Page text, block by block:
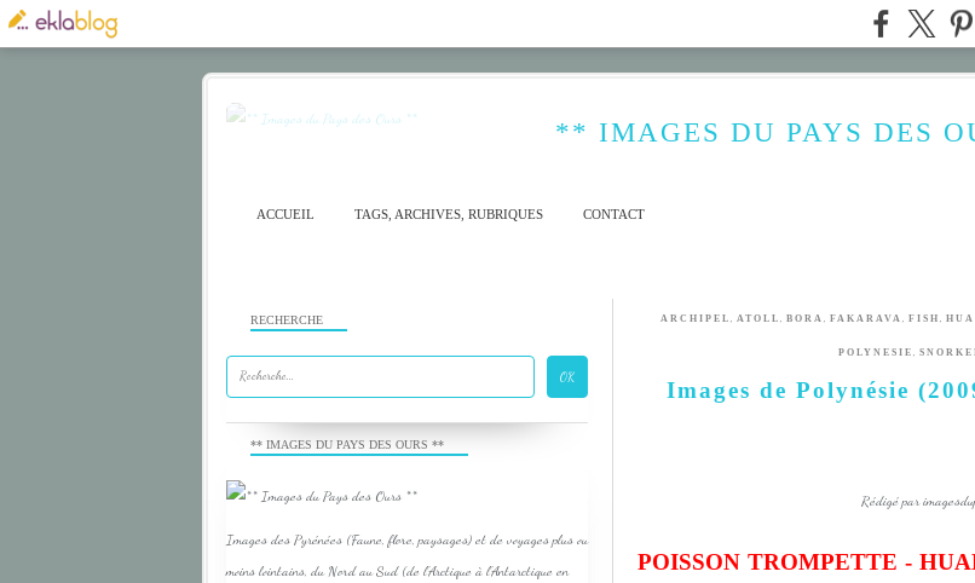
** IMAGES DU PAYS DES
ACCUEIL TAGS, ARCHIVES, RUBRIQUES CONTACT
ARCHIPEL , ATOLL , BORA , FAKARAVA , FISH ,
POLYNESIE ,
Images de Polynésie
Rédigé par
POISSON TROMPETTE -
RECHERCHE
** IMAGES DU PAYS DES OURS **
Images des Pyrénées (Faune, flore, paysages) et de voyages plus ou
moins lointains, du Nord au Sud (de l'Arctique à l'Antarctique en